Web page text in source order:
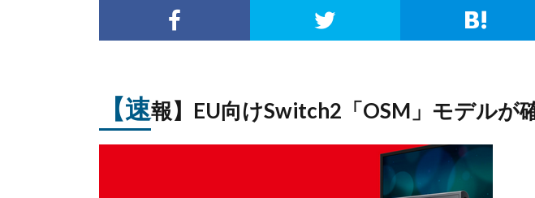
【速報】EU向けSwitch2「OSM」モデルが